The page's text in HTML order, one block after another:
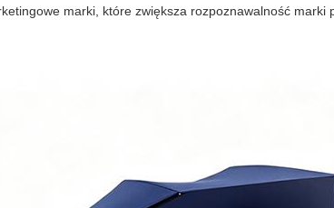
marki, które zwiększa rozpoznawalność marki